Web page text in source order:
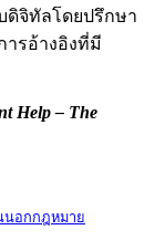
ดิจิทัลโดยปรึกษา
ารอ้างอิงที่มี
Help – The
นอกกฎหมาย